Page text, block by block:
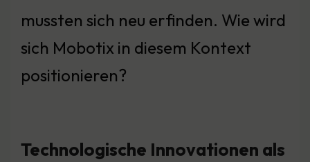
mussten sich neu erfinden. Wie wird
sich Mobotix in diesem Kontext
positionieren?
Technologische Innovationen als